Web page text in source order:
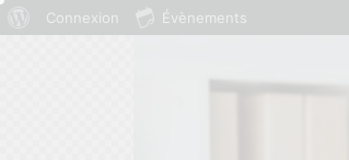
Connexion Évènements